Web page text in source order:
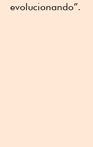
evolucionando”.